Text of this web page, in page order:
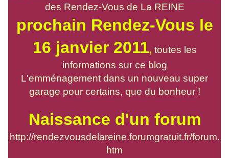
des Rendez-Vous de La REINE
prochain Rendez-Vous le
16 janvier 2011, toutes les
informations sur ce blog
L'emménagement dans un nouveau super
garage pour certains, que du bonheur !
Naissance d'un forum
http://rendezvousdelareine.forumgratuit.fr/forum.
htm